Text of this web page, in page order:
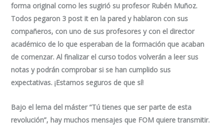
forma original como les sugirió su profesor Rubén Muñoz.
Todos pegaron 3 post it en la pared y hablaron con sus
compañeros, con uno de sus profesores y con el director
académico de lo que esperaban de la formación que acaban
de comenzar. Al finalizar el curso todos volverán a leer sus
notas y podrán comprobar si se han cumplido sus
expectativas. ¡Estamos seguros de que sí!
Bajo el lema del máster “Tú tienes que ser parte de esta
revolución”, hay muchos mensajes que FOM quiere transmitir.